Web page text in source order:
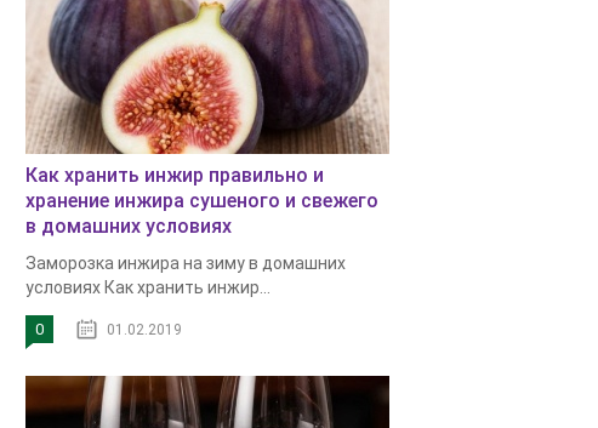
Как хранить инжир правильно и
хранение инжира сушеного и свежего
в домашних условиях
Заморозка инжира на зиму в домашних
условиях Как хранить инжир...
0 01.02.2019